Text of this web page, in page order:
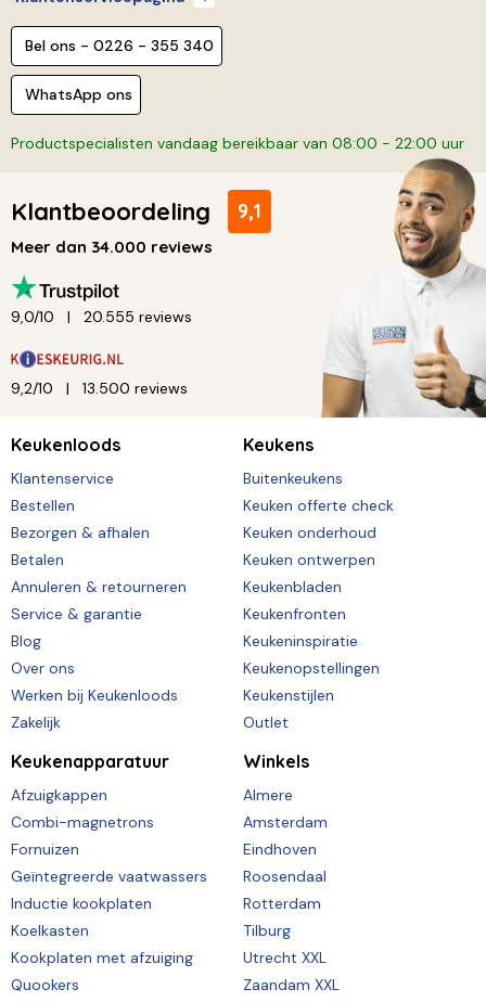
Bel ons - 0226 - 355 340
WhatsApp ons
Productspecialisten vandaag bereikbaar van 08:00 - 22:00 uur
Klantbeoordeling 9,1
Meer dan 34.000 reviews
9,0/10 20.555 reviews
9,2/10 13.500 reviews
Keukenloods
Klantenservice
Bestellen
Bezorgen & afhalen
Betalen
Annuleren & retourneren
Service & garantie
Blog
Over ons
Werken bij Keukenloods
Zakelijk
Keukens
Buitenkeukens
Keuken offerte check
Keuken onderhoud
Keuken ontwerpen
Keukenbladen
Keukenfronten
Keukeninspiratie
Keukenopstellingen
Keukenstijlen
Outlet
Keukenapparatuur
Afzuigkappen
Combi-magnetrons
Fornuizen
Geïntegreerde vaatwassers
Inductie kookplaten
Koelkasten
Kookplaten met afzuiging
Quookers
Winkels
Almere
Amsterdam
Eindhoven
Roosendaal
Rotterdam
Tilburg
Utrecht XXL
Zaandam XXL